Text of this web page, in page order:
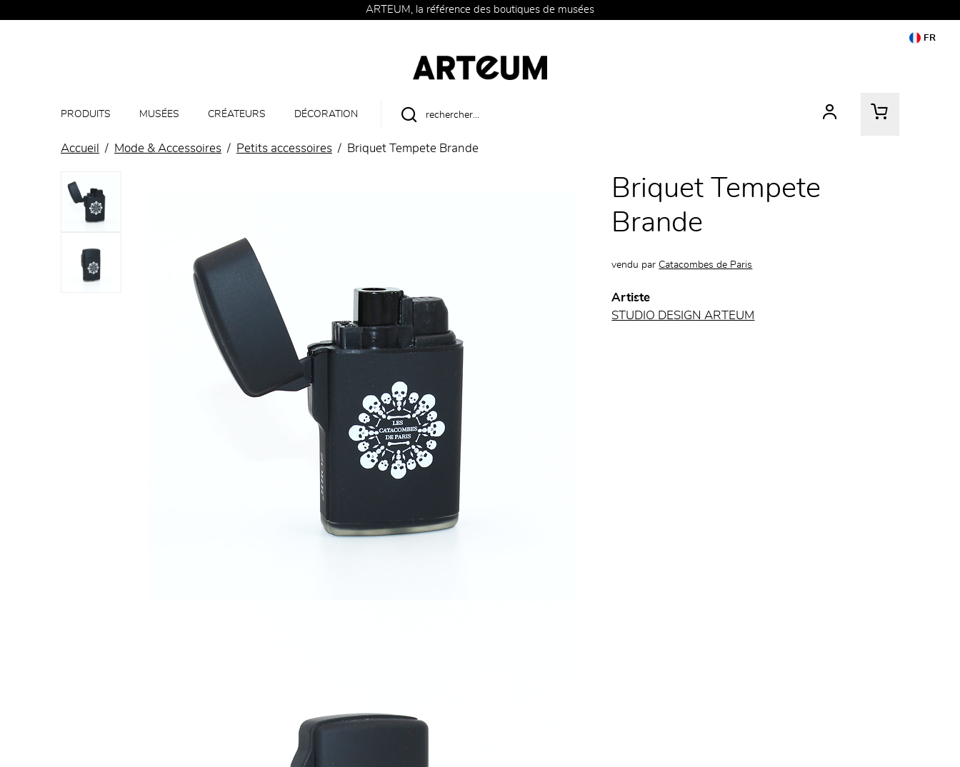
ARTEUM, la référence des boutiques de musées
FR
PRODUITS MUSÉES CRÉATEURS DÉCORATION
Accueil Mode & Accessoires Petits accessoires Briquet Tempete Brande
Briquet Tempete
Brande
vendu par Catacombes de Paris
Artiste
STUDIO DESIGN ARTEUM